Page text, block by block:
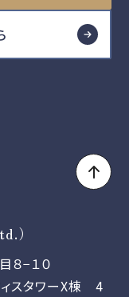
）
８−１０
ィスタワーX棟 4